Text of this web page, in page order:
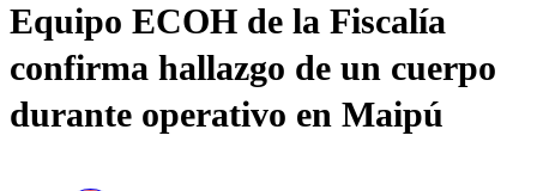
Frecuencias
Agricultura TV
Deportes
Colo Colo
Entretención
Equipo ECOH de la Fiscalía
confirma hallazgo de un cuerpo
durante operativo en Maipú